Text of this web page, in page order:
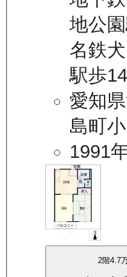
地公
名鉄
駅歩
愛知
島町
1991
2階4.7